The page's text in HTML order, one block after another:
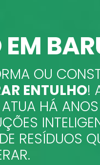
OU
ENTULHO!
HÁ
RESÍDUOS